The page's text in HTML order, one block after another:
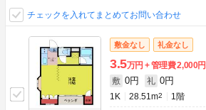
チェックを入れてまとめてお問い合わせ
敷金なし 礼金なし
3.5万円 管理費2,000円
敷 0円 礼 0円
1K 28.51m2 1階